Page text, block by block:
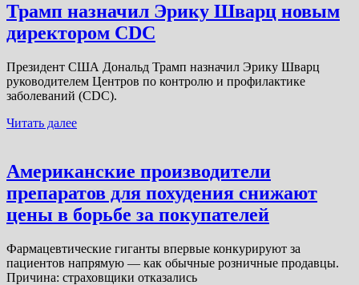
Трамп назначил Эрику Шварц новым
директором CDC
Президент США Дональд Трамп назначил Эрику Шварц
руководителем Центров по контролю и профилактике
заболеваний (CDC).
Читать далее
Американские производители
препаратов для похудения снижают
цены в борьбе за покупателей
Фармацевтические гиганты впервые конкурируют за
пациентов напрямую — как обычные розничные продавцы.
Причина: страховщики отказались